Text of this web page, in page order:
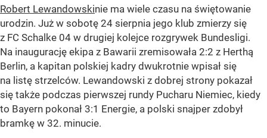
Robert Lewandowskinie ma wiele czasu na świętowanie
urodzin. Już w sobotę 24 sierpnia jego klub zmierzy się
z FC Schalke 04 w drugiej kolejce rozgrywek Bundesligi.
Na inaugurację ekipa z Bawarii zremisowała 2:2 z Herthą
Berlin, a kapitan polskiej kadry dwukrotnie wpisał się
na listę strzelców. Lewandowski z dobrej strony pokazał
się także podczas pierwszej rundy Pucharu Niemiec, kiedy
to Bayern pokonał 3:1 Energie, a polski snajper zdobył
bramkę w 32. minucie.